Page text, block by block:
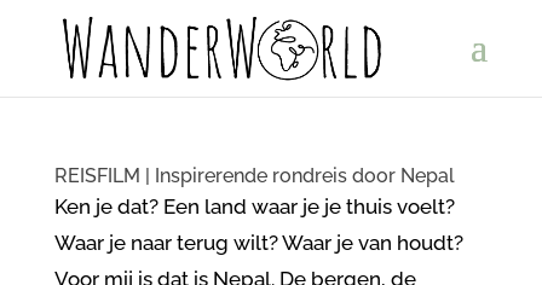
REISFILM | Inspirerende rondreis door Nepal
Ken je dat? Een land waar je je thuis voelt?
Waar je naar terug wilt? Waar je van houdt?
Voor mij is dat is Nepal. De bergen, de